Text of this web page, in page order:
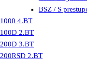
BSZ / S
1000 4.BT
100D 2.BT
200D 3.BT
200RSD 2.BT